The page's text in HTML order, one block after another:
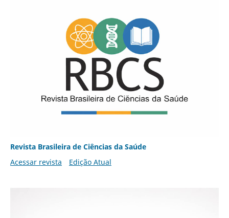
Revista Brasileira de Ciências da Saúde
Acessar revista
Edição Atual